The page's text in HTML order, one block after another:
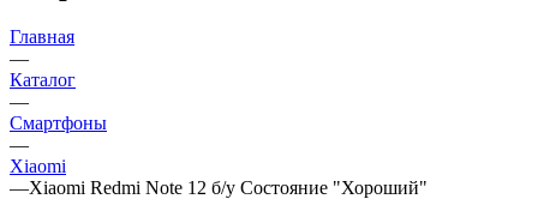
Главная
—
Каталог
—
Смартфоны
—
Xiaomi
—Xiaomi Redmi Note 12 б/у Состояние "Хороший"